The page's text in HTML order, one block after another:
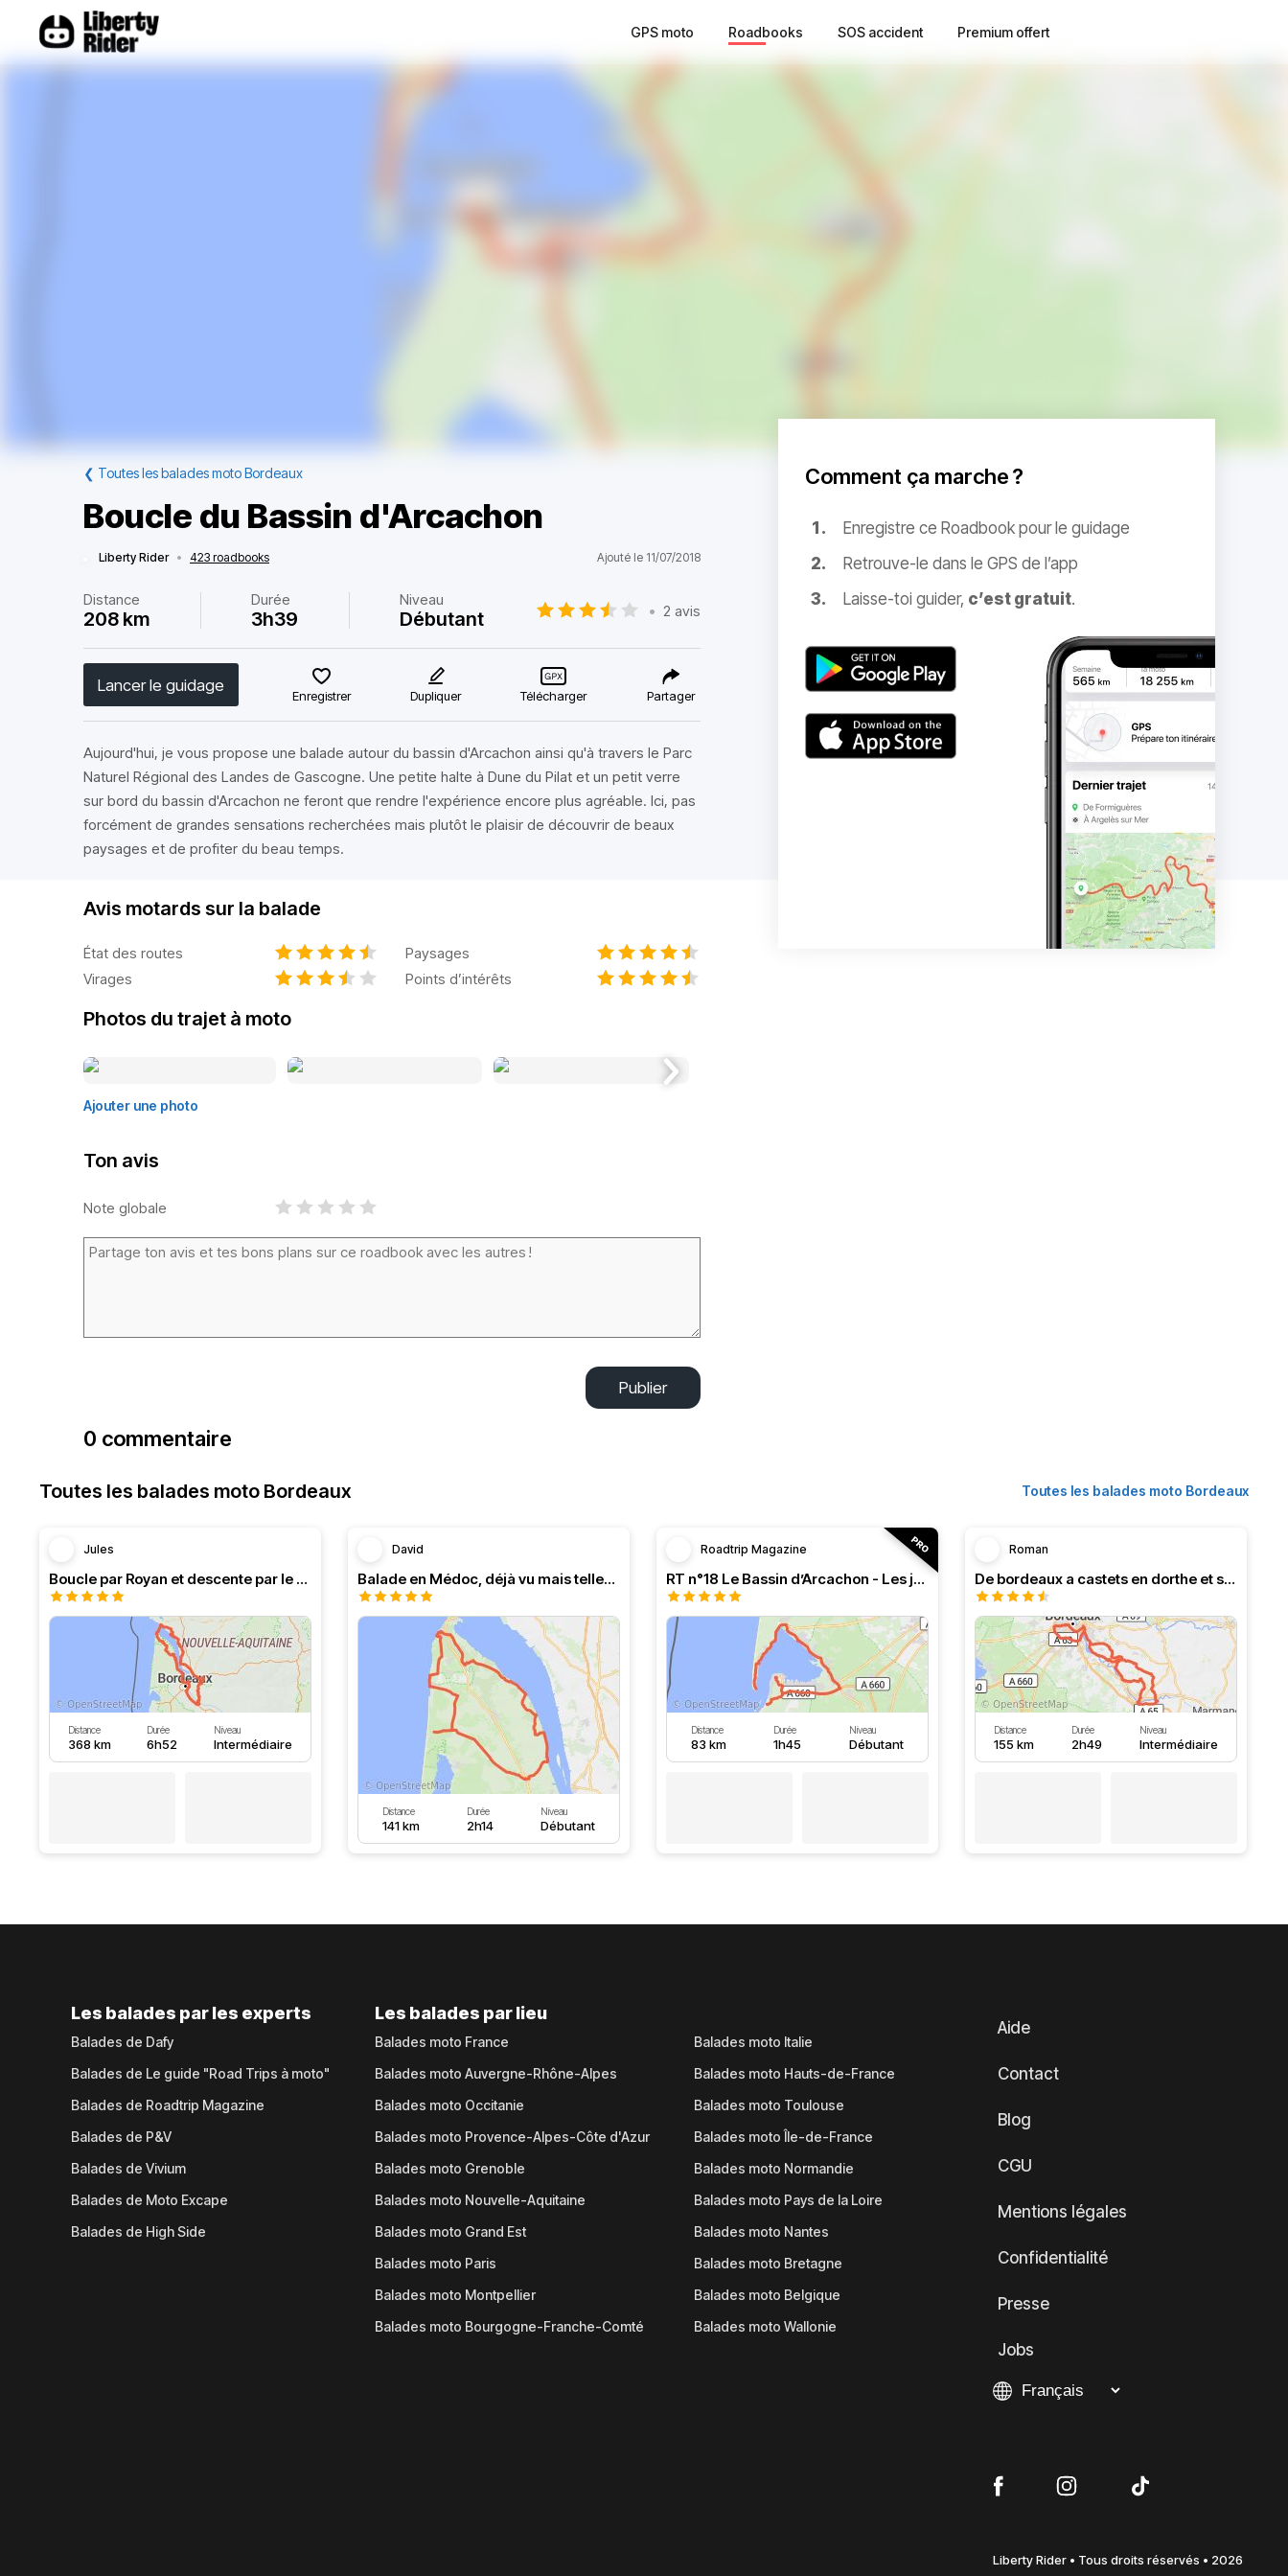
GPS moto Roadbooks SOS accident Premium offert
❮ Toutes les balades moto Bordeaux
Boucle du Bassin d'Arcachon
Liberty Rider • 423 roadbooks Ajouté le 11/07/2018
Distance
208 km
Durée
3h39
Niveau
Débutant • 2 avis
Lancer le guidage
Enregistrer Dupliquer Télécharger Partager
Aujourd'hui, je vous propose une balade autour du bassin d'Arcachon ainsi qu'à travers le Parc
Naturel Régional des Landes de Gascogne. Une petite halte à Dune du Pilat et un petit verre
sur bord du bassin d'Arcachon ne feront que rendre l'expérience encore plus agréable. Ici, pas
forcément de grandes sensations recherchées mais plutôt le plaisir de découvrir de beaux
paysages et de profiter du beau temps.
Comment ça marche ?
Enregistre ce Roadbook pour le guidage
Retrouve-le dans le GPS de l’app
Laisse-toi guider, c’est gratuit.
Avis motards sur la balade
État des routes
Paysages
Virages
Points d’intérêts
Photos du trajet à moto
Ajouter une photo
Ton avis
Note globale
Publier
0 commentaire
Toutes les balades moto Bordeaux Toutes les balades moto Bordeaux
Jules
Boucle par Royan et descente par le Médoc
Distance
368 km
Durée
6h52
Niveau
Intermédiaire
David
Balade en Médoc, déjà vu mais tellement agréable
Distance
141 km
Durée
2h14
Niveau
Débutant
Roadtrip Magazine
RT n°18 Le Bassin d’Arcachon - Les jardins d’Épicure
Distance
83 km
Durée
1h45
Niveau
Débutant
Roman
De bordeaux a castets en dorthe et ses écluses
Distance
155 km
Durée
2h49
Niveau
Intermédiaire
Les balades par les experts
Balades de Dafy
Balades de Le guide "Road Trips à moto"
Balades de Roadtrip Magazine
Balades de P&V
Balades de Vivium
Balades de Moto Excape
Balades de High Side
Les balades par lieu
Balades moto France
Balades moto Auvergne-Rhône-Alpes
Balades moto Occitanie
Balades moto Provence-Alpes-Côte d'Azur
Balades moto Grenoble
Balades moto Nouvelle-Aquitaine
Balades moto Grand Est
Balades moto Paris
Balades moto Montpellier
Balades moto Bourgogne-Franche-Comté
Balades moto Italie
Balades moto Hauts-de-France
Balades moto Toulouse
Balades moto Île-de-France
Balades moto Normandie
Balades moto Pays de la Loire
Balades moto Nantes
Balades moto Bretagne
Balades moto Belgique
Balades moto Wallonie
Aide
Contact
Blog
CGU
Mentions légales
Confidentialité
Presse
Jobs
Liberty Rider • Tous droits réservés • 2026